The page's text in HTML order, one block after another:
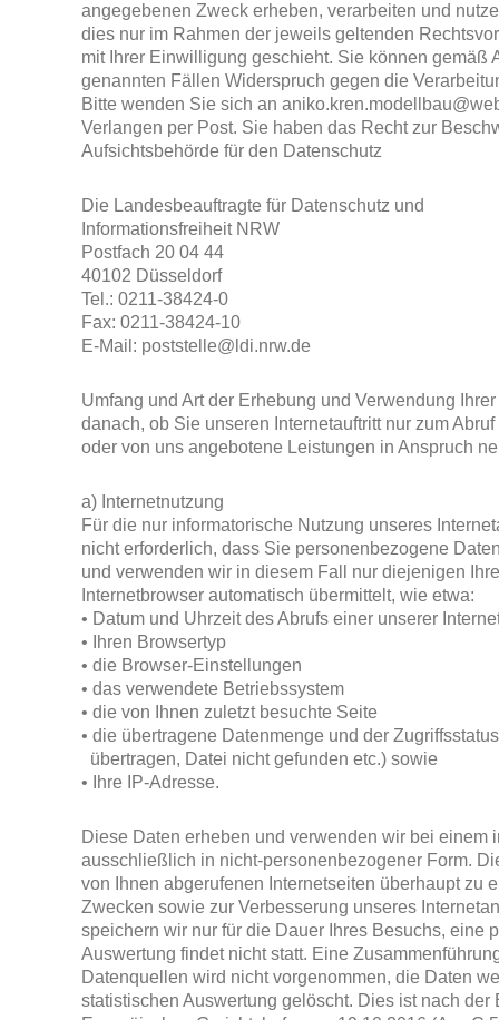
angegebenen Zweck erheben, verarbeiten und
dies nur im Rahmen der jeweils geltenden
mit Ihrer Einwilligung geschieht. Sie können gemäß
genannten Fällen Widerspruch gegen die
Bitte wenden Sie sich an
Verlangen per Post. Sie haben das Recht zur
Aufsichtsbehörde für den Datenschutz
Die Landesbeauftragte für Datenschutz und
Informationsfreiheit NRW
Postfach 20 04 44
40102 Düsseldorf
Tel.: 0211-38424-0
Fax: 0211-38424-10
E-Mail: poststelle@ldi.nrw.de
Umfang und Art der Erhebung und Verwendung
danach, ob Sie unseren Internetauftritt nur zum
oder von uns angebotene Leistungen in Anspruch
a) Internetnutzung
Für die nur informatorische Nutzung unseres
nicht erforderlich, dass Sie personenbezogene
und verwenden wir in diesem Fall nur diejenigen
Internetbrowser automatisch übermittelt, wie etwa:
• Datum und Uhrzeit des Abrufs einer unserer
• Ihren Browsertyp
• die Browser-Einstellungen
• das verwendete Betriebssystem
• die von Ihnen zuletzt besuchte Seite
• die übertragene Datenmenge und der
übertragen, Datei nicht gefunden etc.) sowie
• Ihre IP-Adresse.
Diese Daten erheben und verwenden wir bei einem
ausschließlich in nicht-personenbezogener Form.
von Ihnen abgerufenen Internetseiten überhaupt zu
Zwecken sowie zur Verbesserung unseres
speichern wir nur für die Dauer Ihres Besuchs, eine
Auswertung findet nicht statt. Eine
Datenquellen wird nicht vorgenommen, die Daten
statistischen Auswertung gelöscht. Dies ist nach der